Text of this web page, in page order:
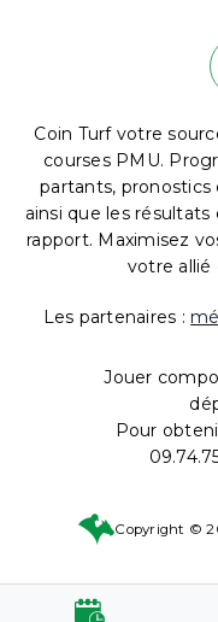
Coin Turf votre
courses PMU.
partants,
ainsi que les
rapport. Maximisez
votre allié
Les partenaires :
Jouer
Pour
Copyright ©